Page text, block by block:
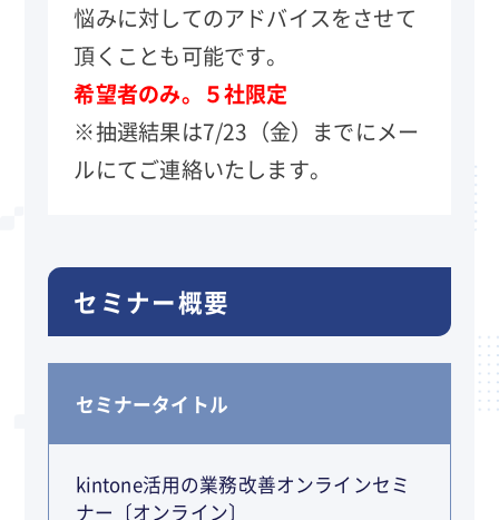
悩みに対してのアドバイスをさせて
頂くことも可能です。
希望者のみ。５社限定
※抽選結果は7/23（金）までにメー
ルにてご連絡いたします。
セミナー概要
セミナータイトル
kintone活用の業務改善オンラインセミ
ナー〔オンライン〕